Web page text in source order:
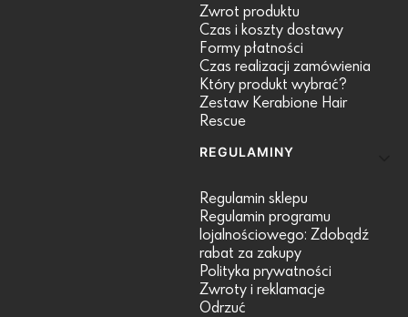
Zwrot produktu
Czas i koszty dostawy
Formy płatności
Czas realizacji zamówienia
Który produkt wybrać?
Zestaw Kerabione Hair
Rescue
REGULAMINY
Regulamin sklepu
Regulamin programu
lojalnościowego: Zdobądź
rabat za zakupy
Polityka prywatności
Zwroty i reklamacje
Odrzuć